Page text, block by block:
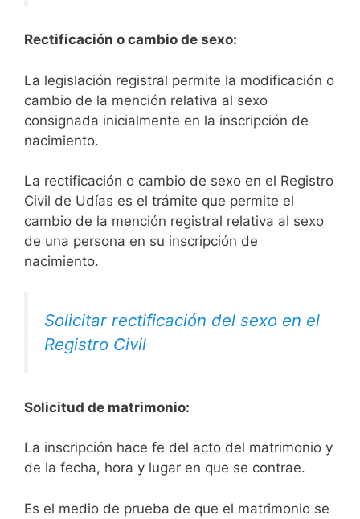
Rectificación o cambio de sexo:
La legislación registral permite la modificación o
cambio de la mención relativa al sexo
consignada inicialmente en la inscripción de
nacimiento.
La rectificación o cambio de sexo en el Registro
Civil de Udías es el trámite que permite el
cambio de la mención registral relativa al sexo
de una persona en su inscripción de
nacimiento.
Solicitar rectificación del sexo en el
Registro Civil
Solicitud de matrimonio:
La inscripción hace fe del acto del matrimonio y
de la fecha, hora y lugar en que se contrae.
Es el medio de prueba de que el matrimonio se